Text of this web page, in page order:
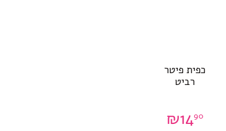
כפית פיטר
רביט
₪1490